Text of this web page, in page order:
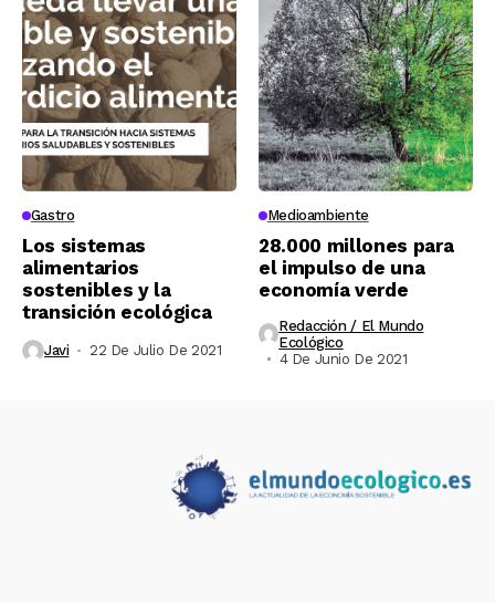
Gastro
Los sistemas
alimentarios
sostenibles y la
transición ecológica
Javi 22 De Julio De 2021
Medioambiente
28.000 millones para
el impulso de una
economía verde
Redacción / El Mundo
Ecológico
4 De Junio De 2021